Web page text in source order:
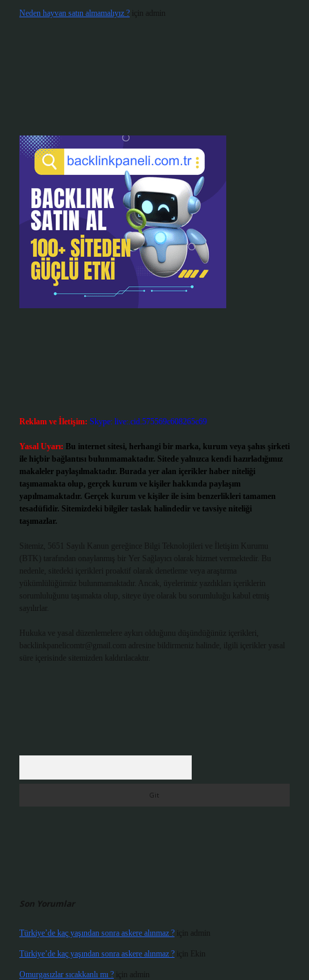
Neden hayvan satın almamalıyız ? için admin
Reklam ve İletişim: Skype: live:.cid.575569c608265c69
Yasal Uyarı: Bu internet sitesi, herhangi bir marka, kurum veya şahıs şirketi
ile hiçbir bağlantısı bulunmamaktadır. Sitede yalnızca kendi hazırladığımız
makaleler paylaşılmaktadır. Burada yer alan içerikler haber niteliği
taşımamakta olup, gerçek kurum ve kişiler hakkında paylaşım
yapılmamaktadır. Gerçek kurum ve kişiler ile isim benzerlikleri tamamen
tesadüfidir. Sitemizdeki bilgiler taslak halindedir ve tavsiye niteliği
taşımazlar.
Sitemiz, 5651 Sayılı Kanun gereğince Bilgi Teknolojileri ve İletişim Kurumu
(BTK) tarafından onaylanmış bir Yer Sağlayıcı olarak hizmet vermektedir. Bu
nedenle, sitedeki içerikleri proaktif olarak denetleme veya araştırma
yükümlülüğümüz bulunmamaktadır. Ancak, üyelerimiz yazdıkları içeriklerin
sorumluluğunu taşımakta olup, siteye üye olarak bu sorumluluğu kabul etmiş
sayılırlar.
Hukuka ve yasal düzenlemelere aykırı olduğunu düşündüğünüz içerikleri,
backlinkpanelicomtr@gmail.com
adresine bildirmeniz halinde, ilgili içerikler yasal
süre içerisinde sitemizden kaldırılacaktır.
Son Yorumlar
Türkiye’de kaç yaşından sonra askere alınmaz ? için admin
Türkiye’de kaç yaşından sonra askere alınmaz ? için Ekin
Omurgasızlar sıcakkanlı mı ? için admin